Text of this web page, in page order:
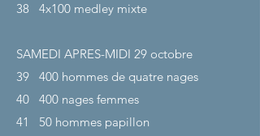
38
4x100 medley mixte
SAMEDI APRES-MIDI 29 octobre
39
400 hommes de quatre nages
40
400 nages femmes
41
50 hommes papillon